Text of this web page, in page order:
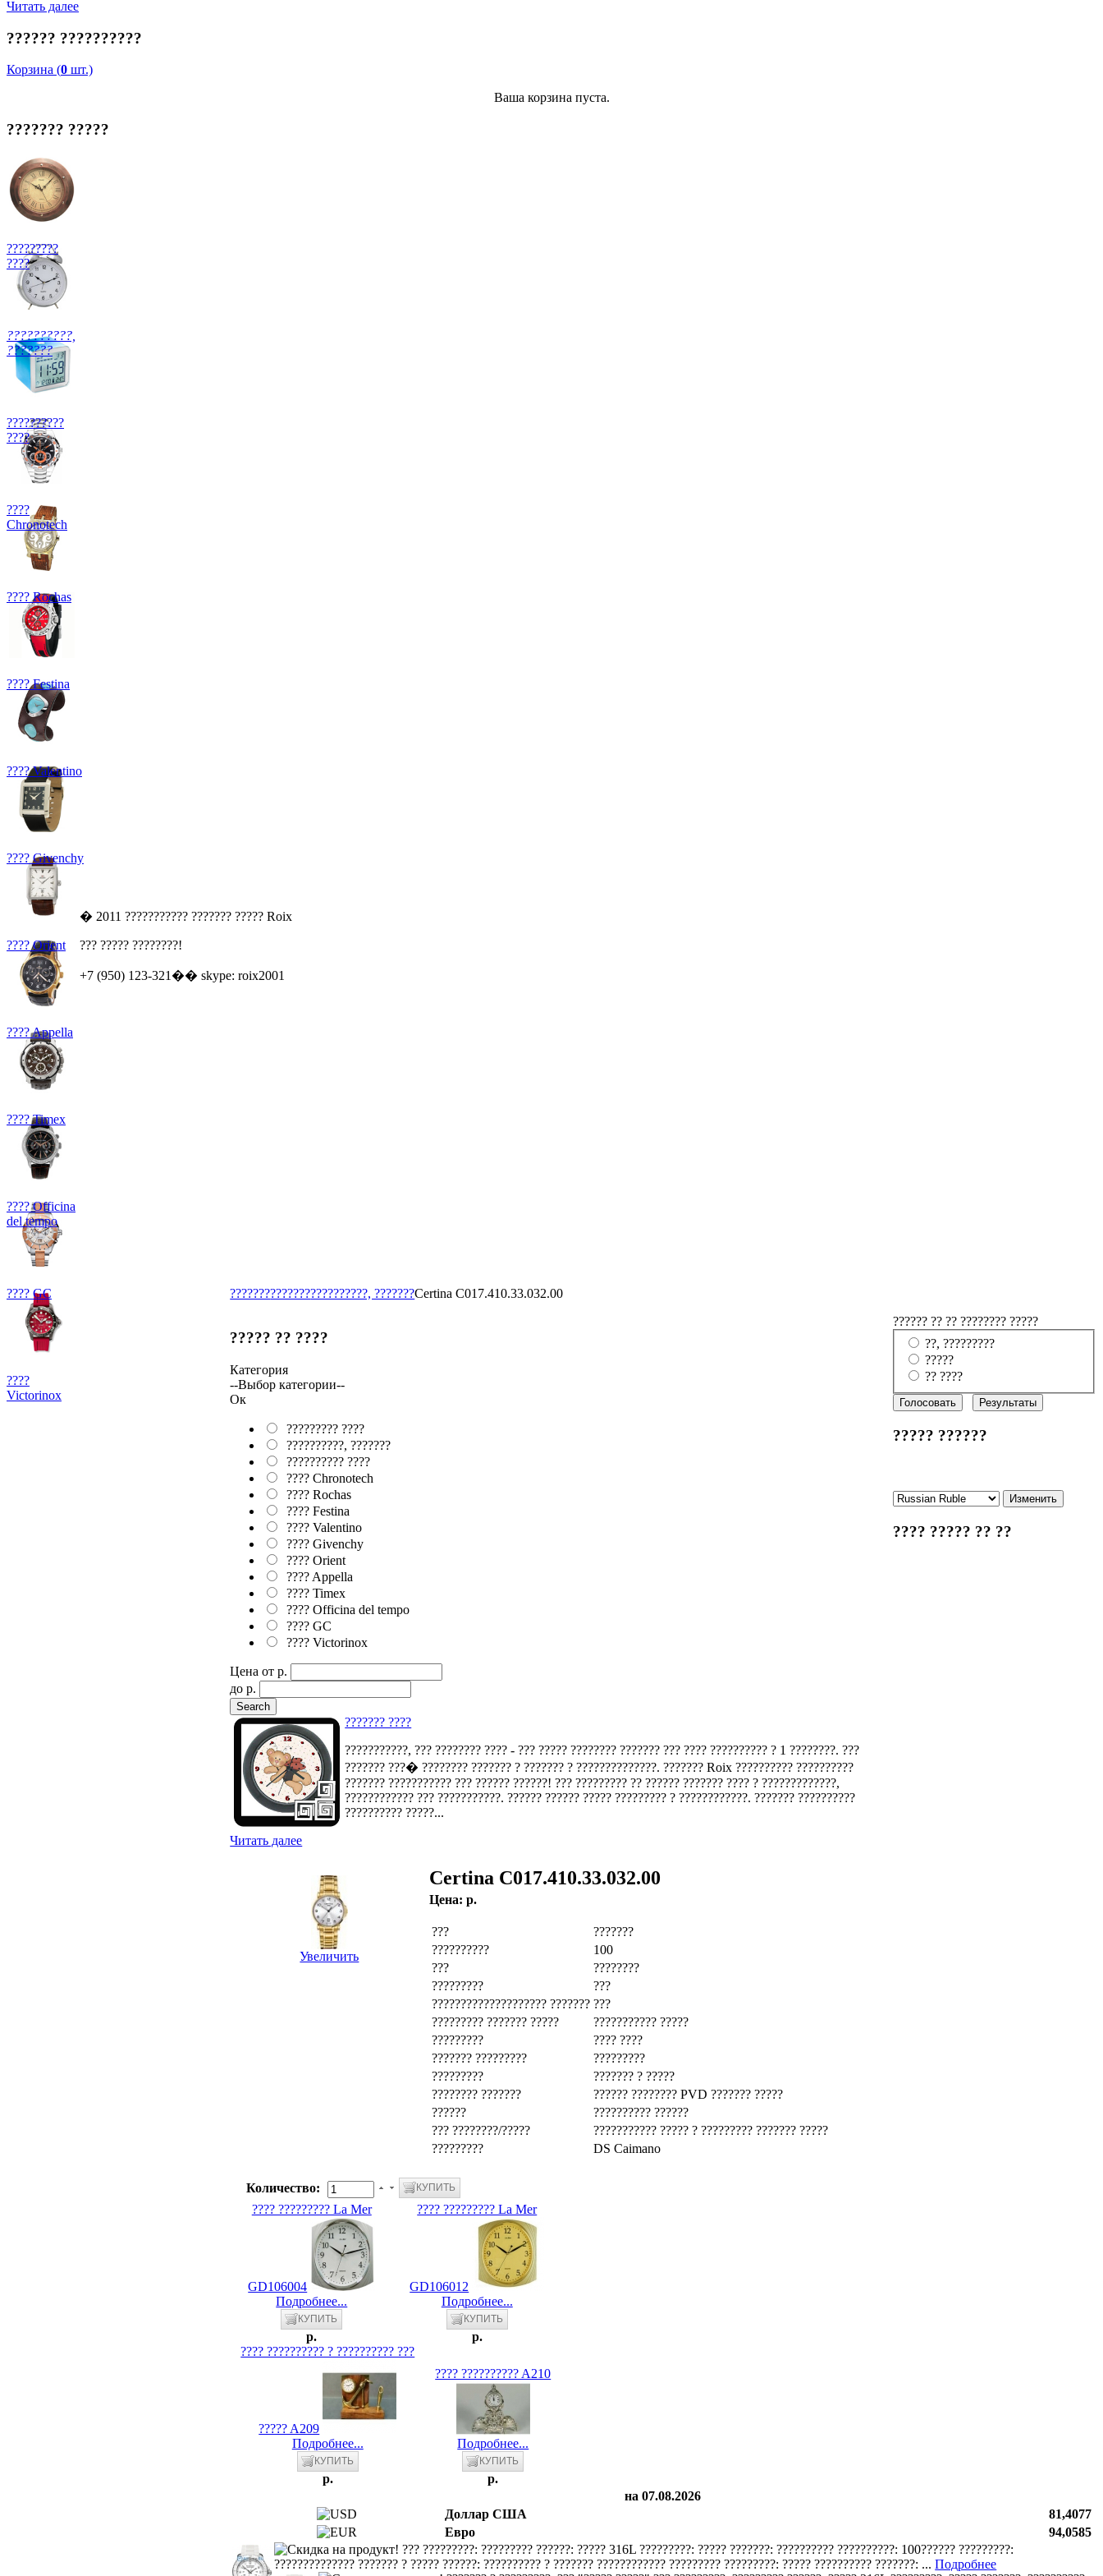
Читать далее
?????? ??????????
Корзина (0 шт.)
Ваша корзина пуста.
??????? ?????
?????????
????
??????????,
???????
??????????
????
????
Chronotech
???? Rochas
???? Festina
???? Valentino
???? Givenchy
???? Orient
???? Appella
???? Timex
???? Officina
del tempo
???? GC
????
Victorinox
????????????????????????, ???????Certina C017.410.33.032.00
????? ?? ????
Категория
--Выбор категории--
Ок
????????? ????
??????????, ???????
?????????? ????
???? Chronotech
???? Rochas
???? Festina
???? Valentino
???? Givenchy
???? Orient
???? Appella
???? Timex
???? Officina del tempo
???? GC
???? Victorinox
Цена от p.
до p.
??????? ????
???????????, ??? ???????? ???? - ??? ????? ???????? ??????? ??? ???? ?????????? ? 1 ????????. ???
??????? ???� ???????? ??????? ? ??????? ? ??????????????. ??????? Roix ?????????? ??????????
??????? ??????????? ??? ?????? ??????! ??? ????????? ?? ?????? ??????? ???? ? ?????????????,
???????????? ??? ???????????. ?????? ?????? ????? ????????? ? ????????????. ??????? ??????????
?????????? ?????...
Читать далее
Увеличить
Certina C017.410.33.032.00
Цена: p.
???
???????
??????????
100
???
????????
?????????
???
???????????????????? ??????? ???
????????? ??????? ?????
??????????? ?????
?????????
???? ????
??????? ?????????
?????????
?????????
??????? ? ?????
???????? ???????
?????? ???????? PVD ??????? ?????
??????
?????????? ??????
??? ????????/?????
??????????? ????? ? ????????? ??????? ?????
?????????
DS Caimano
Количество:
???? ????????? La Mer
GD106004
Подробнее...
p.
???? ????????? La Mer
GD106012
Подробнее...
p.
???? ?????????? ? ?????????? ???
????? A209
Подробнее...
p.
???? ?????????? A210
Подробнее...
p.
?????? ?? ?? ???????? ?????
??, ?????????
?????
?? ????
????? ??????
???? ????? ?? ??
на 07.08.2026
Доллар США
81,4077
Евро
94,0585
??? ?????????: ????????? ??????: ????? 316L ?????????: ????? ???????: ?????????? ??????????: 100?????? ?????????:
?????????????? ??????? ? ????? ??????: ?????????? ? ??????? ???????????? ????????? ?????????: ????? ?????????? ???????: ... Подробнее
� 2011 ??????????? ??????? ????? Roix
??? ????? ????????!
+7 (950) 123-321�� skype: roix2001